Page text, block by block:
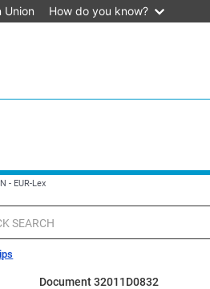
Union How do you know?
- EUR-Lex
Document 32011D0832